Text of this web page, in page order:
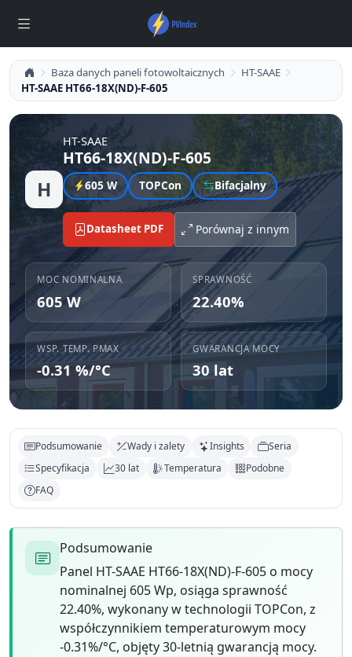
Baza danych paneli fotowoltaicznych
HT-SAAE
HT-SAAE HT66-18X(ND)-F-605
H
HT-SAAE
HT66-18X(ND)-F-605
605 W TOPCon Bifacjalny
Datasheet PDF Porównaj z innym
MOC NOMINALNA
605 W
SPRAWNOŚĆ
22.40%
WSP. TEMP. PMAX
-0.31 %/°C
GWARANCJA MOCY
30 lat
Podsumowanie Wady i zalety Insights
Seria
Specyfikacja
30 lat Temperatura
Podobne
FAQ
Podsumowanie
Panel HT-SAAE HT66-18X(ND)-F-605 o mocy
nominalnej 605 Wp, osiąga sprawność
22.40%, wykonany w technologii TOPCon, z
współczynnikiem temperaturowym mocy
-0.31%/°C, objęty 30-letnią gwarancją mocy.